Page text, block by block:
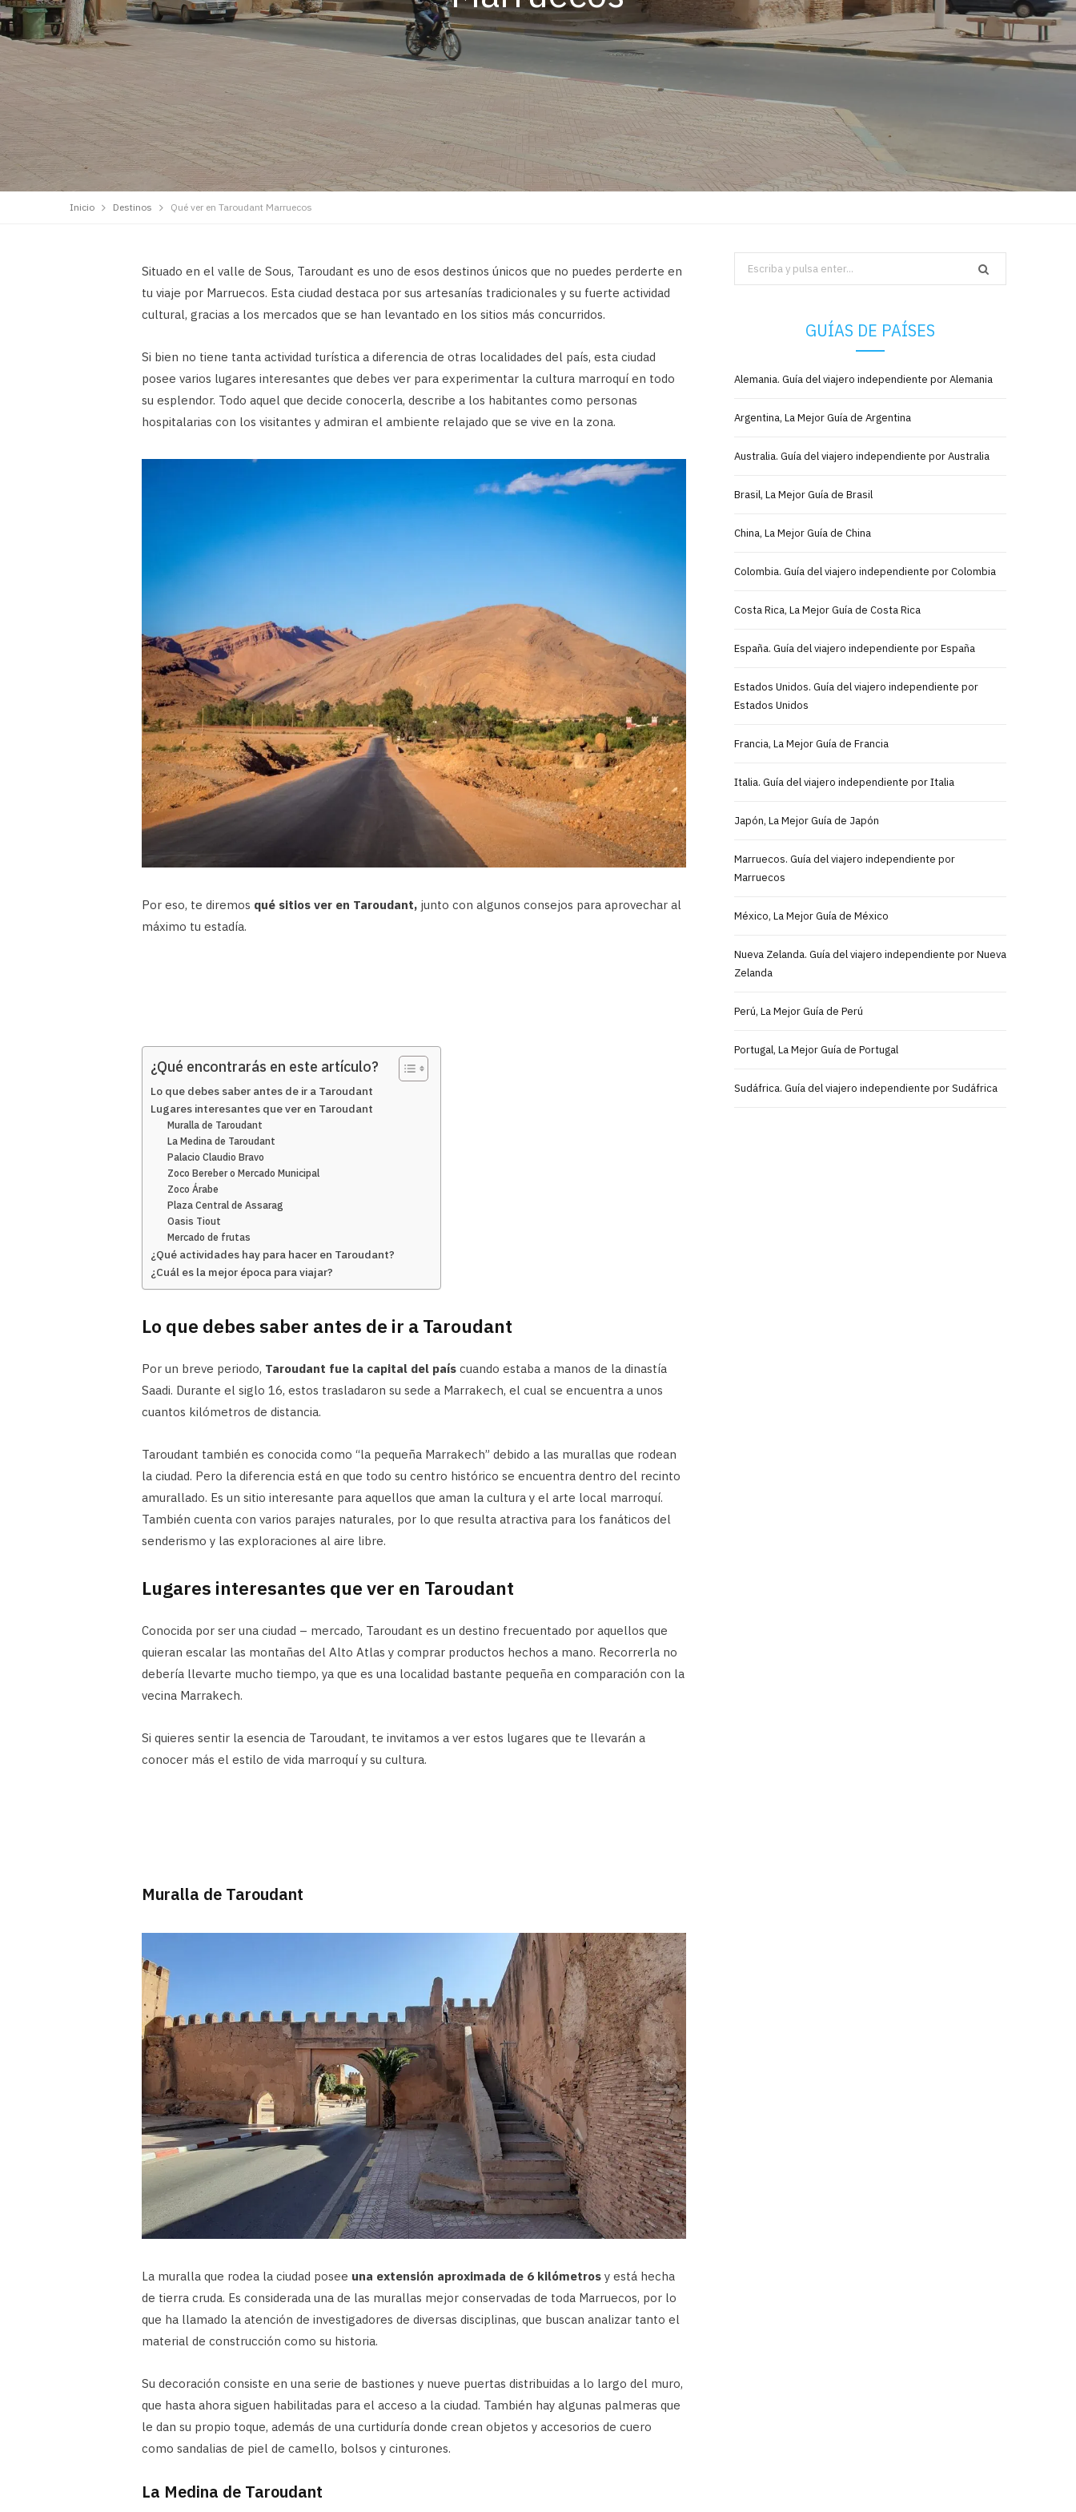
Inicio Destinos Qué ver en Taroudant Marruecos
Situado en el valle de Sous, Taroudant es uno de esos destinos únicos que no puedes perderte en
tu viaje por Marruecos. Esta ciudad destaca por sus artesanías tradicionales y su fuerte actividad
cultural, gracias a los mercados que se han levantado en los sitios más concurridos.
Si bien no tiene tanta actividad turística a diferencia de otras localidades del país, esta ciudad
posee varios lugares interesantes que debes ver para experimentar la cultura marroquí en todo
su esplendor. Todo aquel que decide conocerla, describe a los habitantes como personas
hospitalarias con los visitantes y admiran el ambiente relajado que se vive en la zona.
Por eso, te diremos qué sitios ver en Taroudant, junto con algunos consejos para aprovechar al
máximo tu estadía.
¿Qué encontrarás en este artículo?
Lo que debes saber antes de ir a Taroudant
Lugares interesantes que ver en Taroudant
Muralla de Taroudant
La Medina de Taroudant
Palacio Claudio Bravo
Zoco Bereber o Mercado Municipal
Zoco Árabe
Plaza Central de Assarag
Oasis Tiout
Mercado de frutas
¿Qué actividades hay para hacer en Taroudant?
¿Cuál es la mejor época para viajar?
Lo que debes saber antes de ir a Taroudant
Por un breve periodo, Taroudant fue la capital del país cuando estaba a manos de la dinastía
Saadi. Durante el siglo 16, estos trasladaron su sede a Marrakech, el cual se encuentra a unos
cuantos kilómetros de distancia.
Taroudant también es conocida como “la pequeña Marrakech” debido a las murallas que rodean
la ciudad. Pero la diferencia está en que todo su centro histórico se encuentra dentro del recinto
amurallado. Es un sitio interesante para aquellos que aman la cultura y el arte local marroquí.
También cuenta con varios parajes naturales, por lo que resulta atractiva para los fanáticos del
senderismo y las exploraciones al aire libre.
Lugares interesantes que ver en Taroudant
Conocida por ser una ciudad – mercado, Taroudant es un destino frecuentado por aquellos que
quieran escalar las montañas del Alto Atlas y comprar productos hechos a mano. Recorrerla no
debería llevarte mucho tiempo, ya que es una localidad bastante pequeña en comparación con la
vecina Marrakech.
Si quieres sentir la esencia de Taroudant, te invitamos a ver estos lugares que te llevarán a
conocer más el estilo de vida marroquí y su cultura.
Muralla de Taroudant
La muralla que rodea la ciudad posee una extensión aproximada de 6 kilómetros y está hecha
de tierra cruda. Es considerada una de las murallas mejor conservadas de toda Marruecos, por lo
que ha llamado la atención de investigadores de diversas disciplinas, que buscan analizar tanto el
material de construcción como su historia.
Su decoración consiste en una serie de bastiones y nueve puertas distribuidas a lo largo del muro,
que hasta ahora siguen habilitadas para el acceso a la ciudad. También hay algunas palmeras que
le dan su propio toque, además de una curtiduría donde crean objetos y accesorios de cuero
como sandalias de piel de camello, bolsos y cinturones.
La Medina de Taroudant
Search
for:
GUÍAS DE PAÍSES
Alemania. Guía del viajero independiente por Alemania
Argentina, La Mejor Guía de Argentina
Australia. Guía del viajero independiente por Australia
Brasil, La Mejor Guía de Brasil
China, La Mejor Guía de China
Colombia. Guía del viajero independiente por Colombia
Costa Rica, La Mejor Guía de Costa Rica
España. Guía del viajero independiente por España
Estados Unidos. Guía del viajero independiente por
Estados Unidos
Francia, La Mejor Guía de Francia
Italia. Guía del viajero independiente por Italia
Japón, La Mejor Guía de Japón
Marruecos. Guía del viajero independiente por
Marruecos
México, La Mejor Guía de México
Nueva Zelanda. Guía del viajero independiente por Nueva
Zelanda
Perú, La Mejor Guía de Perú
Portugal, La Mejor Guía de Portugal
Sudáfrica. Guía del viajero independiente por Sudáfrica